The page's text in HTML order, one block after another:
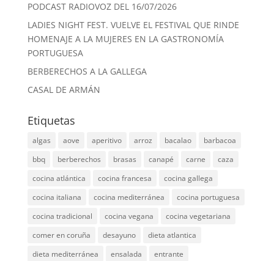
PODCAST RADIOVOZ DEL 16/07/2026
LADIES NIGHT FEST. VUELVE EL FESTIVAL QUE RINDE
HOMENAJE A LA MUJERES EN LA GASTRONOMÍA
PORTUGUESA
BERBERECHOS A LA GALLEGA
CASAL DE ARMÁN
Etiquetas
algas aove aperitivo arroz bacalao
barbacoa
bbq
berberechos brasas canapé carne
caza
cocina atlántica
cocina francesa
cocina gallega
cocina italiana
cocina mediterránea
cocina portuguesa
cocina tradicional
cocina vegana
cocina vegetariana
comer en coruña
desayuno
dieta atlantica
dieta mediterránea
ensalada
entrante